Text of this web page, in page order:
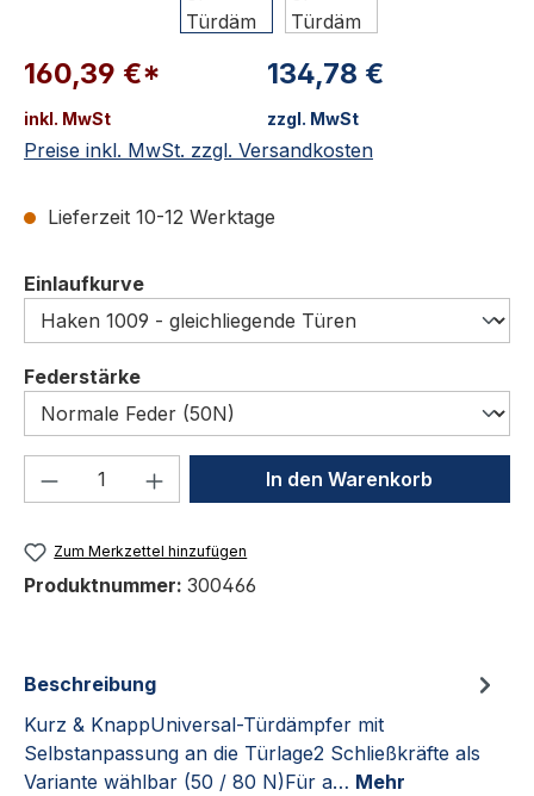
160,39 €*
inkl. MwSt
134,78 €
zzgl. MwSt
Preise inkl. MwSt. zzgl. Versandkosten
Lieferzeit 10-12 Werktage
Einlaufkurveauswählen
Federstärkeauswählen
Produkt Anzahl: Gib denIn den Warenkorb
Zum Merkzettel hinzufügen
Produktnummer: 300466
Beschreibung
Kurz & KnappUniversal-Türdämpfer mit
Selbstanpassung an die Türlage2 Schließkräfte als
Variante wählbar (50 / 80 N)Für a… Mehr